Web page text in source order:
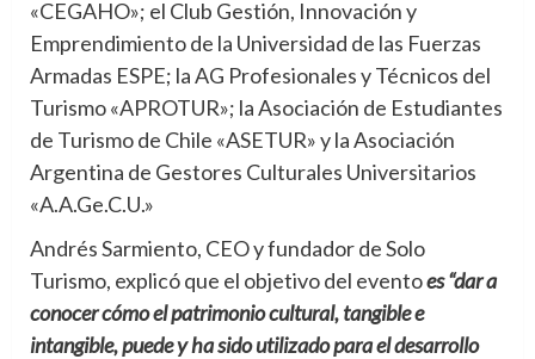
«CEGAHO»; el Club Gestión, Innovación y
Emprendimiento de la Universidad de las Fuerzas
Armadas ESPE; la AG Profesionales y Técnicos del
Turismo «APROTUR»; la Asociación de Estudiantes
de Turismo de Chile «ASETUR» y la Asociación
Argentina de Gestores Culturales Universitarios
«A.A.Ge.C.U.»
Andrés Sarmiento, CEO y fundador de Solo
Turismo, explicó que el objetivo del eventoes “dar a
conocer cómo el patrimonio cultural, tangible e
intangible, puede y ha sido utilizado para el desarrollo